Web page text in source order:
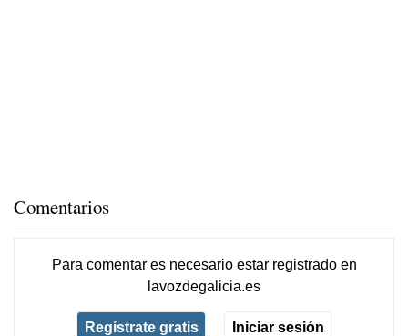
Comentarios
Para comentar es necesario estar registradoen
lavozdegalicia.es
Regístrate gratis Iniciar sesión